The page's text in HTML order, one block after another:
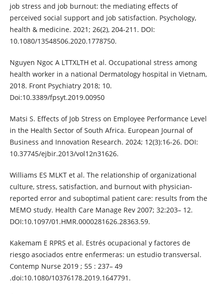
job stress and job burnout: the mediating effects of
perceived social support and job satisfaction. Psychology,
health & medicine. 2021; 26(2), 204-211. DOI:
10.1080/13548506.2020.1778750.
Nguyen Ngoc A LTTXLTH et al. Occupational stress among
health worker in a national Dermatology hospital in Vietnam,
2018. Front Psychiatry 2018; 10.
Doi:10.3389/fpsyt.2019.00950
Matsi S. Effects of Job Stress on Employee Performance Level
in the Health Sector of South Africa. European Journal of
Business and Innovation Research. 2024; 12(3):16-26. DOI:
10.37745/ejbir.2013/vol12n31626.
Williams ES MLKT et al. The relationship of organizational
culture, stress, satisfaction, and burnout with physician-
reported error and suboptimal patient care: results from the
MEMO study. Health Care Manage Rev 2007; 32:203– 12.
DOI:10.1097/01.HMR.0000281626.28363.59.
Kakemam E RPRS et al. Estrés ocupacional y factores de
riesgo asociados entre enfermeras: un estudio transversal.
Contemp Nurse 2019 ; 55 : 237– 49
.doi:10.1080/10376178.2019.1647791.